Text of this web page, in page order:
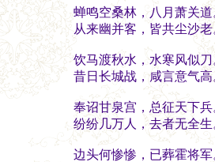
蝉鸣空桑林，八月萧关
从来幽并客，皆共尘沙
饮马渡秋水，水寒风似
昔日长城战，咸言意气
奉诏甘泉宫，总征天下
纷纷几万人，去者无全
边头何惨惨，已葬霍将